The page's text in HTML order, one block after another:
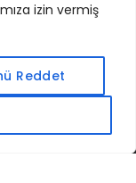
izin vermiş
Reddet